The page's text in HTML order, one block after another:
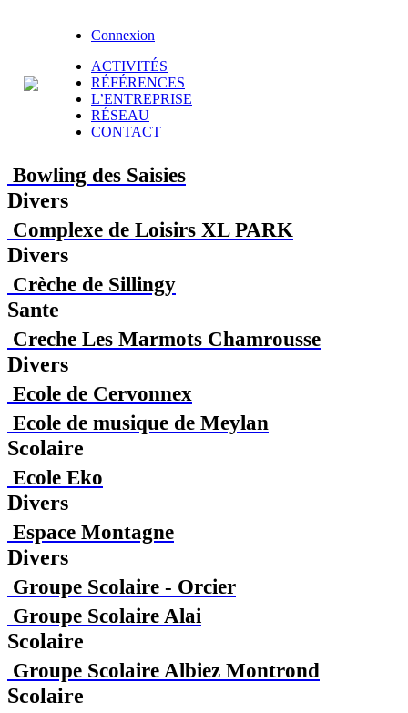
Connexion
ACTIVITÉS
RÉFÉRENCES
L’ENTREPRISE
RÉSEAU
CONTACT
Bowling des Saisies
Divers
Complexe de Loisirs XL PARK
Divers
Crèche de Sillingy
Sante
Creche Les Marmots Chamrousse
Divers
Ecole de Cervonnex
Ecole de musique de Meylan
Scolaire
Ecole Eko
Divers
Espace Montagne
Divers
Groupe Scolaire - Orcier
Groupe Scolaire Alai
Scolaire
Groupe Scolaire Albiez Montrond
Scolaire